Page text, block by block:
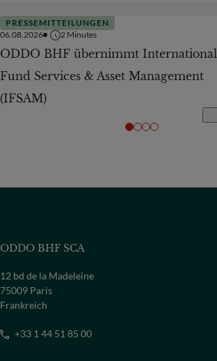
PRESSEMITTEILUNGEN
06.08.2026
2 Minutes
ODDO BHF übernimmt International
Fund Services & Asset Management
(IFSAM)
ODDO BHF SCA
12 bd de la Madeleine
75009 Paris
Frankreich
+33 1 44 51 85 00